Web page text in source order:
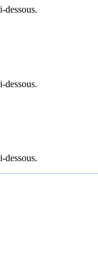
dessous.
dessous.
dessous.